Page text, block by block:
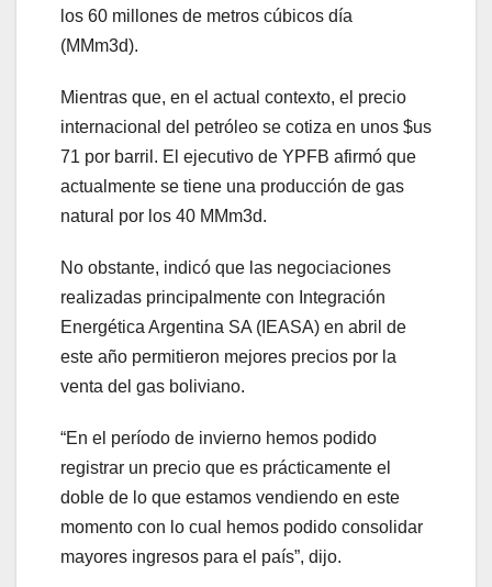
los 60 millones de metros cúbicos día
(MMm3d).
Mientras que, en el actual contexto, el precio
internacional del petróleo se cotiza en unos $us
71 por barril. El ejecutivo de YPFB afirmó que
actualmente se tiene una producción de gas
natural por los 40 MMm3d.
No obstante, indicó que las negociaciones
realizadas principalmente con Integración
Energética Argentina SA (IEASA) en abril de
este año permitieron mejores precios por la
venta del gas boliviano.
“En el período de invierno hemos podido
registrar un precio que es prácticamente el
doble de lo que estamos vendiendo en este
momento con lo cual hemos podido consolidar
mayores ingresos para el país”, dijo.